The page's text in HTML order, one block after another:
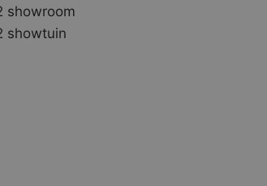
showroom
showtuin